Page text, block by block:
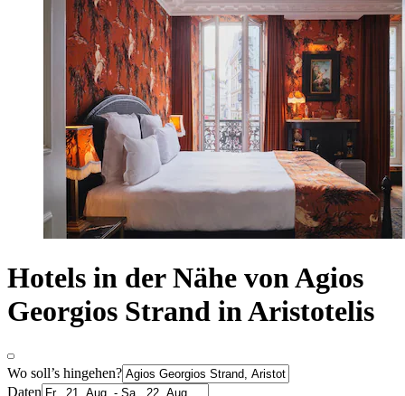
Hotels in der Nähe von Agios
Georgios Strand in Aristotelis
Wo soll’s hingehen?
Daten